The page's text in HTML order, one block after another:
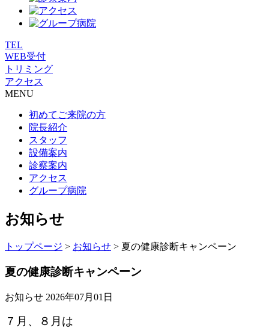
TEL
WEB受付
トリミング
アクセス
MENU
初めてご来院の方
院長紹介
スタッフ
設備案内
診察案内
アクセス
グループ病院
お知らせ
トップページ > お知らせ > 夏の健康診断キャンペーン
夏の健康診断キャンペーン
お知らせ 2026年07月01日
７月、８月 は